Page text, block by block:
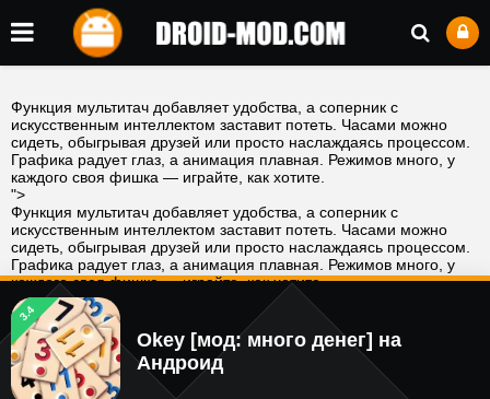
Функция мультитач добавляет удобства, а соперник с
искусственным интеллектом заставит потеть. Часами можно
сидеть, обыгрывая друзей или просто наслаждаясь процессом.
Графика радует глаз, а анимация плавная. Режимов много, у
каждого своя фишка — играйте, как хотите.
">
Функция мультитач добавляет удобства, а соперник с
искусственным интеллектом заставит потеть. Часами можно
сидеть, обыгрывая друзей или просто наслаждаясь процессом.
Графика радует глаз, а анимация плавная. Режимов много, у
каждого своя фишка — играйте, как хотите.
">
3.4
Okey [мод: много денег] на
Андроид